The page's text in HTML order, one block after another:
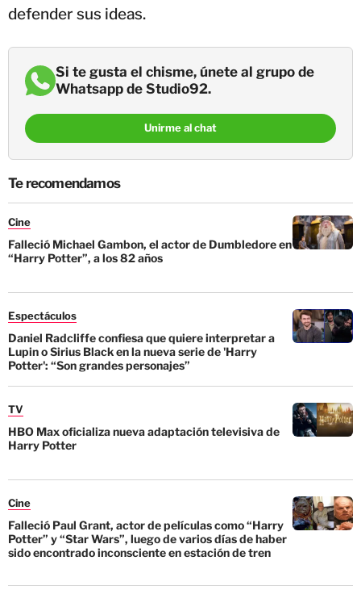
defender sus ideas.
Si te gusta el chisme, únete al grupo de
Whatsapp de Studio92.
Unirme al chat
Te recomendamos
Cine
Falleció Michael Gambon, el actor de Dumbledore en
“Harry Potter”, a los 82 años
Espectáculos
Daniel Radcliffe confiesa que quiere interpretar a
Lupin o Sirius Black en la nueva serie de 'Harry
Potter': “Son grandes personajes”
TV
HBO Max oficializa nueva adaptación televisiva de
Harry Potter
Cine
Falleció Paul Grant, actor de películas como “Harry
Potter” y “Star Wars”, luego de varios días de haber
sido encontrado inconsciente en estación de tren